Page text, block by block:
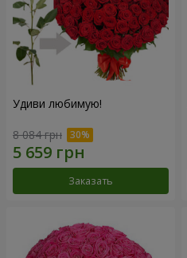
Удиви любимую!
8 084 грн
Заказать